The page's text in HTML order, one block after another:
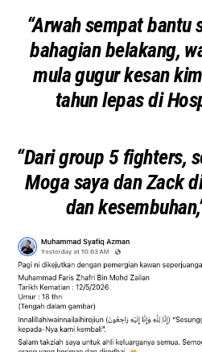
“Arwah sempat bantu
bahagian belakang,
mula gugur kesan
tahun lepas di
“Dari group 5 fighters,
Moga saya dan Zack
dan